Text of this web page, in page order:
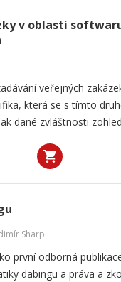
v oblasti
veřejných
která se s tímto
dané zvláštnosti
Sharp
první odborná
dabingu a práva a